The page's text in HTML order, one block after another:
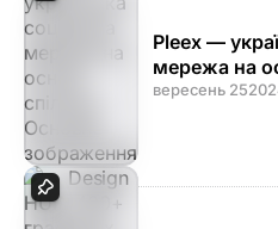
Pleex —
мережа на
вересень 25